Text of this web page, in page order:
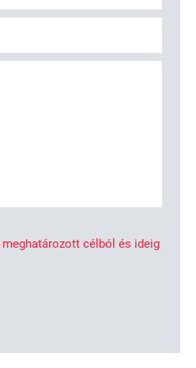
meghatározott célból és ideig